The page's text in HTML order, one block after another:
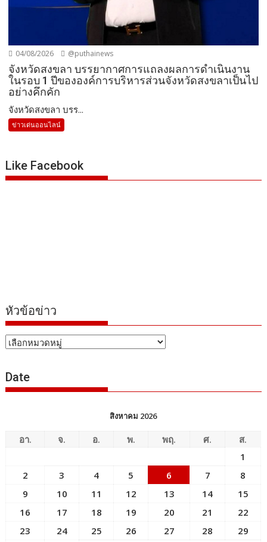
04/08/2026 @puthainews
จังหวัดสงขลา บรรยากาศการแถลงผลการดำเนินงาน
ในรอบ 1 ปีขององค์การบริหารส่วนจังหวัดสงขลาเป็นไป
อย่างคึกคัก
จังหวัดสงขลา บรร...
ข่าวเด่นออนไลน์
Like Facebook
หัวข้อข่าว
หัวข้อ
Date
สิงหาคม 2026
อา. จ. อ. พ. พฤ. ศ.
ส.
1
2
3 4 5 6 7
8
9
10 11 12 13 14
15
16
17 18 19 20 21
22
23
24 25 26 27 28
29